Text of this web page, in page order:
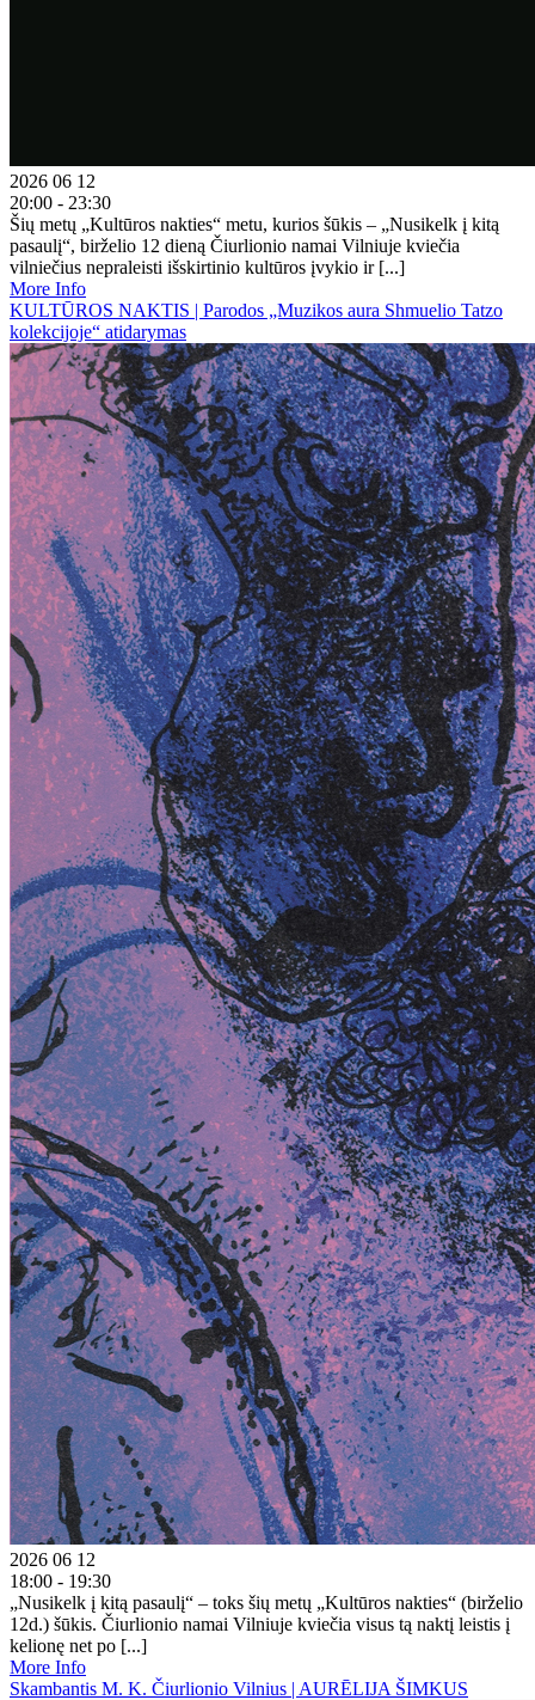
2026 06 12
20:00 - 23:30
Šių metų „Kultūros nakties“ metu, kurios šūkis – „Nusikelk į kitą
pasaulį“, birželio 12 dieną Čiurlionio namai Vilniuje kviečia
vilniečius nepraleisti išskirtinio kultūros įvykio ir [...]
More Info
KULTŪROS NAKTIS | Parodos „Muzikos aura Shmuelio Tatzo
kolekcijoje“ atidarymas
2026 06 12
18:00 - 19:30
„Nusikelk į kitą pasaulį“ – toks šių metų „Kultūros nakties“ (birželio
12d.) šūkis. Čiurlionio namai Vilniuje kviečia visus tą naktį leistis į
kelionę net po [...]
More Info
Skambantis M. K. Čiurlionio Vilnius | AURĒLIJA ŠIMKUS